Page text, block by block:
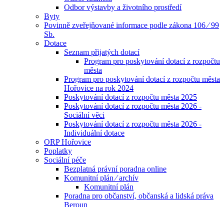
Odbor výstavby a životního prostředí
Byty
Povinně zveřejňované informace podle zákona 106 ⁄ 99
Sb.
Dotace
Seznam přijatých dotací
Program pro poskytování dotací z rozpočtu
města
Program pro poskytování dotací z rozpočtu města
Hořovice na rok 2024
Poskytování dotací z rozpočtu města 2025
Poskytování dotací z rozpočtu města 2026 -
Sociální věci
Poskytování dotací z rozpočtu města 2026 -
Individuální dotace
ORP Hořovice
Poplatky
Sociální péče
Bezplatná právní poradna online
Komunitní plán ⁄ archív
Komunitní plán
Poradna pro občanství, občanská a lidská práva
Beroun